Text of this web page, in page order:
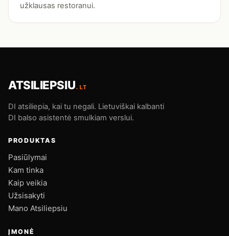
užklausas restoranui.
ATSILIEPSIU.LT
DI atsiliepia, kai tu negali. Lietuviškai kalbanti
DI balso asistentė smulkiam verslui.
PRODUKTAS
Pasiūlymai
Kam tinka
Kaip veikia
Užsisakyti
Mano Atsiliepsiu
ĮMONĖ